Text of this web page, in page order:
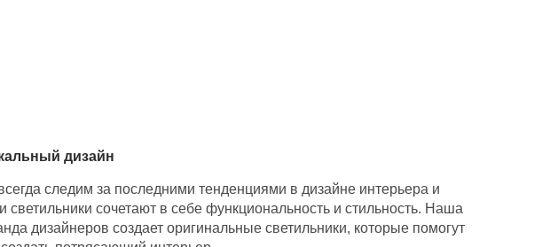
следим за последними тенденциями в дизайне интерьера и
светильники сочетают в себе функциональность и стильность. Наша
дизайнеров создает оригинальные светильники, которые помогут
дизайн